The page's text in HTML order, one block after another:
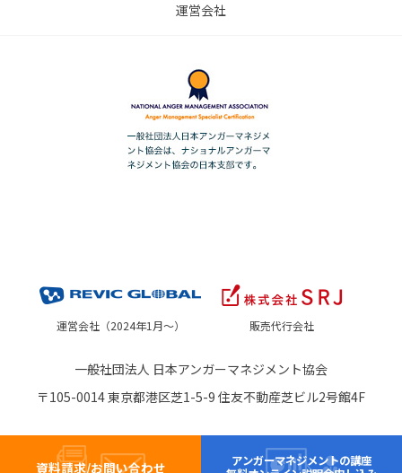
運営会社
運営会社（2024年1月～） 販売代行会社
一般社団法人 日本アンガーマネジメント協会
〒105-0014 東京都港区芝1-5-9 住友不動産芝ビル2号館4F
資料請求/お問い合わせ
アンガーマネジメントの講座